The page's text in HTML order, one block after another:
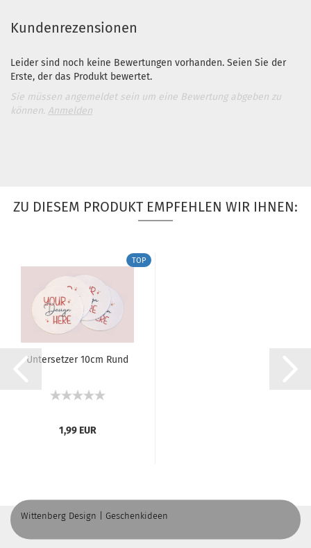
Kundenrezensionen
Leider sind noch keine Bewertungen vorhanden. Seien Sie der
Erste, der das Produkt bewertet.
Sie müssen angemeldet sein um eine Bewertung abgeben zu
können. Anmelden
ZU DIESEM PRODUKT EMPFEHLEN WIR IHNEN:
TOP
Untersetzer 10cm Rund
1,99 EUR
Wittenberg Design | Geschenkideen